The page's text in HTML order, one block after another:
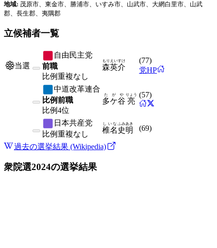
地域: 茂原市、東金市、勝浦市、いすみ市、山武市、大網白里市、山武
郡、長生郡、夷隅郡
立候補者一覧
当選
自由民主党
前職
比例重複なし
森
もり
英介
えいすけ (77)
党HP
中道改革連合
比例前職
比例4位
多ケ谷
たがや
亮
りょう (57)
日本共産党
比例重複なし 椎名
しいな
史明
ふみあき
(69)
過去の選挙結果 (Wikipedia)
衆院選2024の選挙結果